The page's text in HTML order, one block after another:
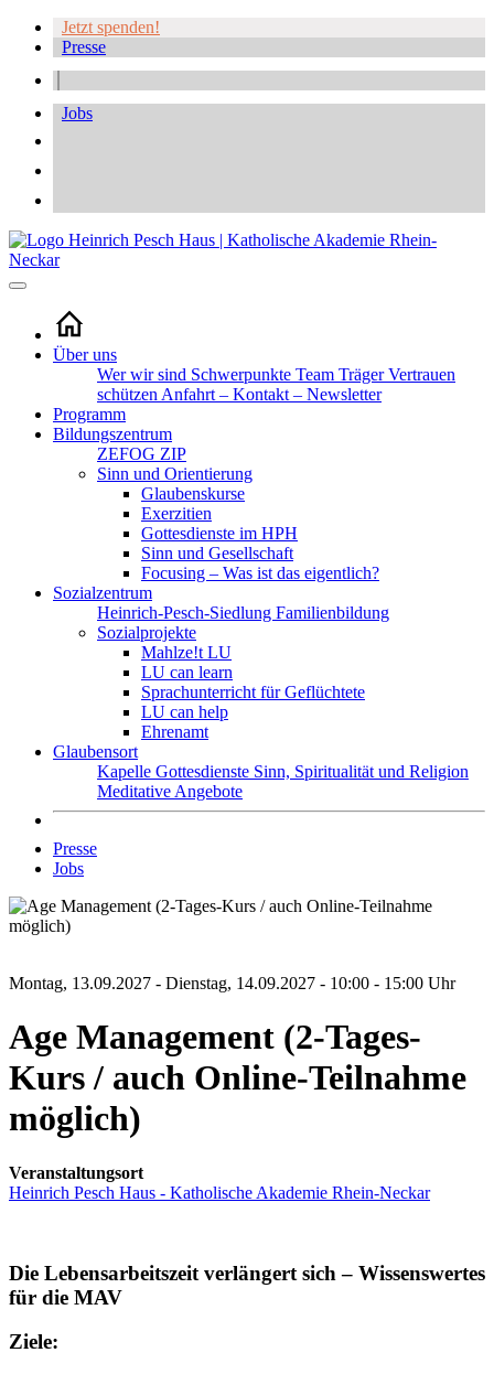
Jetzt spenden!
Presse
Jobs
Über uns
Wer wir sind Schwerpunkte Team TrägerVertrauen
schützen Anfahrt – Kontakt – Newsletter
Programm
Bildungszentrum
ZEFOG ZIP
Sinn und Orientierung
Glaubenskurse
Exerzitien
Gottesdienste im HPH
Sinn und Gesellschaft
Focusing – Was ist das eigentlich?
Sozialzentrum
Heinrich-Pesch-Siedlung Familienbildung
Sozialprojekte
Mahlze!t LU
LU can learn
Sprachunterricht für Geflüchtete
LU can help
Ehrenamt
Glaubensort
Kapelle Gottesdienste Sinn, Spiritualität und Religion
Meditative Angebote
Presse
Jobs
Montag, 13.09.2027 - Dienstag, 14.09.2027 - 10:00 - 15:00 Uhr
Age Management (2-Tages-
Kurs / auch Online-Teilnahme
möglich)
Veranstaltungsort
Heinrich Pesch Haus - Katholische Akademie Rhein-Neckar
Die Lebensarbeitszeit verlängert sich – Wissenswertes
für die MAV
Ziele: